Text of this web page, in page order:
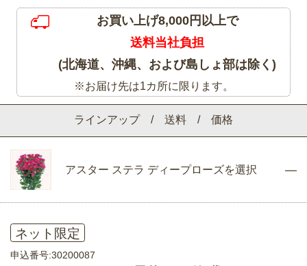
ラインアップ / 送料 / 価格
アスター ステラ ディープローズを選択
ネット限定
申込番号:30200087
お買い上げ8,000円以上で
送料当社負担
(北海道、沖縄、および島しょ部は除く)
※お届け先は1カ所に限ります。